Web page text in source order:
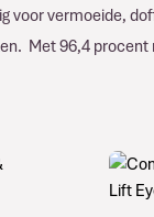
voor vermoeide,
Met 96,4